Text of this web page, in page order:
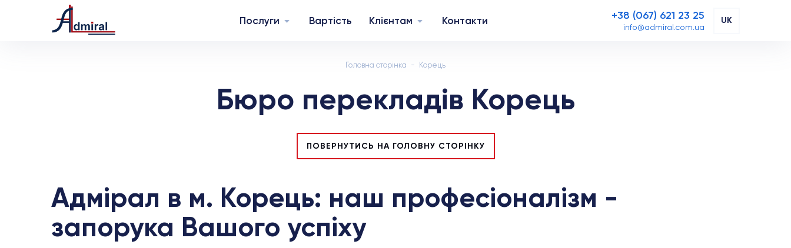
Послуги Вартість Клієнтам Контакти +38 (067) 621 23 25
info@admiral.com.ua
UK
Головна сторінка Корець
Бюро перекладів Корець
ПОВЕРНУТИСЬ НА ГОЛОВНУ СТОРІНКУ
Адмірал в м. Корець: наш професіоналізм -
запорука Вашого успіху